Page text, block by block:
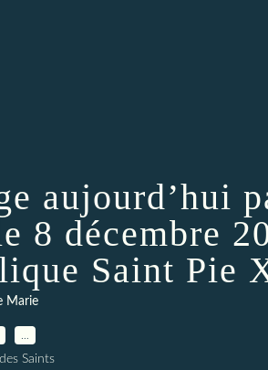
aujourd’hui
8 décembre
Saint Pie
Marie
Saints